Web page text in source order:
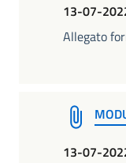
13-07-
Allegato
13-07-